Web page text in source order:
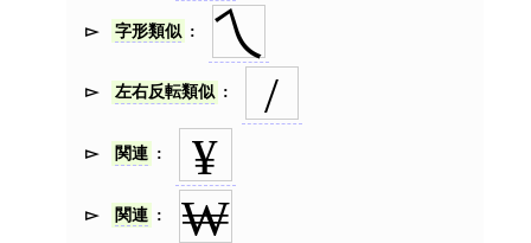
字形類似 乀
左右反転類似 /
関連 ¥
関連 ₩